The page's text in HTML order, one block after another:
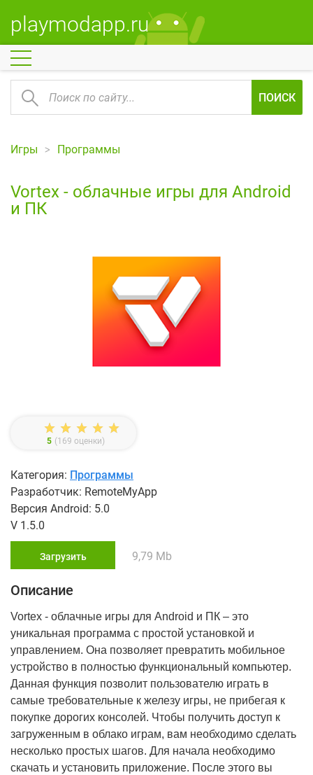
playmodapp.ru
ПОИСК
Игры Программы
Vortex - облачные игры для Android
и ПК
5 (169 оценки)
Категория: Программы
Разработчик: RemoteMyApp
Версия Android: 5.0
V 1.5.0
Загрузить 9,79 Mb
Описание
Vortex - облачные игры для Android и ПК – это
уникальная программа с простой установкой и
управлением. Она позволяет превратить мобильное
устройство в полностью функциональный компьютер.
Данная функция позволит пользователю играть в
самые требовательные к железу игры, не прибегая к
покупке дорогих консолей. Чтобы получить доступ к
загруженным в облако играм, вам необходимо сделать
несколько простых шагов. Для начала необходимо
скачать и установить приложение. После этого вы